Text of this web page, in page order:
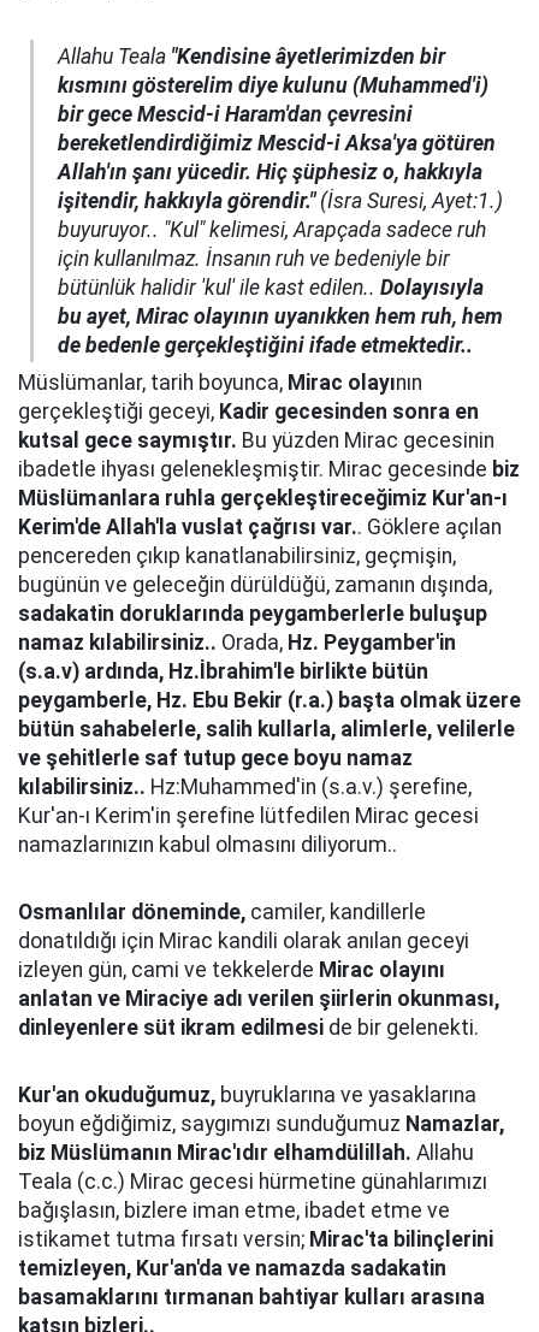
Allahu Teala "Kendisine âyetlerimizden bir
kısmını gösterelim diye kulunu (Muhammed'i)
bir gece Mescid-i Haram'dan çevresini
bereketlendirdiğimiz Mescid-i Aksa'ya götüren
Allah'ın şanı yücedir. Hiç şüphesiz o, hakkıyla
işitendir, hakkıyla görendir."(İsra Suresi, Ayet:1.)
buyuruyor.. "Kul" kelimesi, Arapçada sadece ruh
için kullanılmaz. İnsanın ruh ve bedeniyle bir
bütünlük halidir 'kul' ile kast edilen.. Dolayısıyla
bu ayet, Mirac olayının uyanıkken hem ruh, hem
de bedenle gerçekleştiğini ifade etmektedir..
Müslümanlar, tarih boyunca, Mirac olayının
gerçekleştiği geceyi, Kadir gecesinden sonra en
kutsal gece saymıştır. Bu yüzden Mirac gecesinin
ibadetle ihyası gelenekleşmiştir. Mirac gecesinde biz
Müslümanlara ruhla gerçekleştireceğimiz Kur'an-ı
Kerim'de Allah'la vuslat çağrısı var.. Göklere açılan
pencereden çıkıp kanatlanabilirsiniz, geçmişin,
bugünün ve geleceğin dürüldüğü, zamanın dışında,
sadakatin doruklarında peygamberlerle buluşup
namaz kılabilirsiniz.. Orada, Hz. Peygamber'in
(s.a.v) ardında, Hz.İbrahim'le birlikte bütün
peygamberle, Hz. Ebu Bekir (r.a.) başta olmak üzere
bütün sahabelerle, salih kullarla, alimlerle, velilerle
ve şehitlerle saf tutup gece boyu namaz
kılabilirsiniz.. Hz:Muhammed'in (s.a.v.) şerefine,
Kur'an-ı Kerim'in şerefine lütfedilen Mirac gecesi
namazlarınızın kabul olmasını diliyorum..
Osmanlılar döneminde, camiler, kandillerle
donatıldığı için Mirac kandili olarak anılan geceyi
izleyen gün, cami ve tekkelerde Mirac olayını
anlatan ve Miraciye adı verilen şiirlerin okunması,
dinleyenlere süt ikram edilmesi de bir gelenekti.
Kur'an okuduğumuz, buyruklarına ve yasaklarına
boyun eğdiğimiz, saygımızı sunduğumuz Namazlar,
biz Müslümanın Mirac'ıdır elhamdülillah. Allahu
Teala (c.c.) Mirac gecesi hürmetine günahlarımızı
bağışlasın, bizlere iman etme, ibadet etme ve
istikamet tutma fırsatı versin; Mirac'ta bilinçlerini
temizleyen, Kur'an'da ve namazda sadakatin
basamaklarını tırmanan bahtiyar kulları arasına
katsın bizleri..